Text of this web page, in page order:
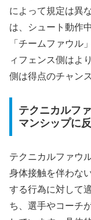
によって規定は異
は、シュート動作
「チームファウル
ィフェンス側はよ
側は得点のチャン
テクニカルフ
マンシップに
テクニカルファウ
身体接触を伴わな
する行為に対して
ち、選手やコーチ